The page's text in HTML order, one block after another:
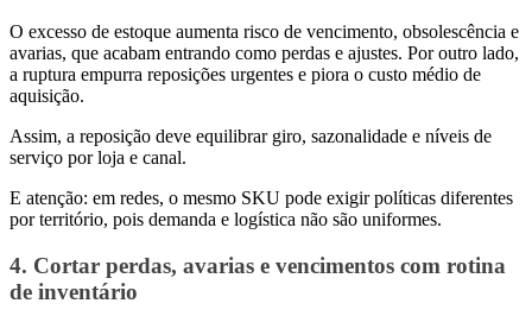
O excesso de estoque aumenta risco de vencimento, obsolescência e
avarias, que acabam entrando como perdas e ajustes. Por outro lado,
a ruptura empurra reposições urgentes e piora o custo médio de
aquisição.
Assim, a reposição deve equilibrar giro, sazonalidade e níveis de
serviço por loja e canal.
E atenção: em redes, o mesmo SKU pode exigir políticas diferentes
por território, pois demanda e logística não são uniformes.
4. Cortar perdas, avarias e vencimentos com rotina
de inventário